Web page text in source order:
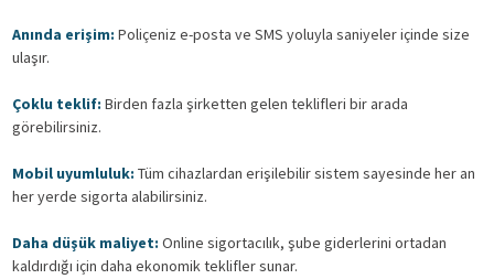
Anında erişim: Poliçeniz e-posta ve SMS yoluyla saniyeler içinde size
ulaşır.
Çoklu teklif: Birden fazla şirketten gelen teklifleri bir arada
görebilirsiniz.
Mobil uyumluluk: Tüm cihazlardan erişilebilir sistem sayesinde her an
her yerde sigorta alabilirsiniz.
Daha düşük maliyet: Online sigortacılık, şube giderlerini ortadan
kaldırdığı için daha ekonomik teklifler sunar.